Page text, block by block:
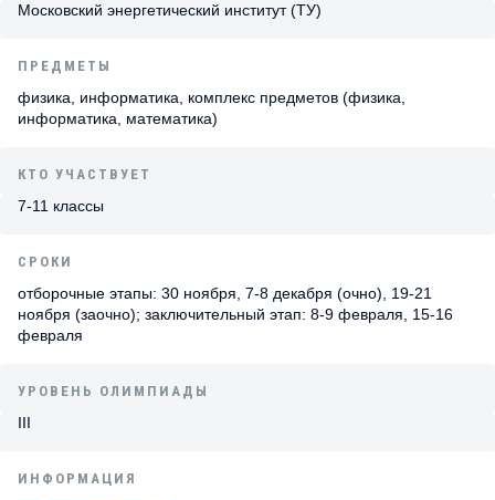
Московский энергетический институт (ТУ)
ПРЕДМЕТЫ
физика, информатика, комплекс предметов (физика,
информатика, математика)
КТО УЧАСТВУЕТ
7-11 классы
СРОКИ
отборочные этапы: 30 ноября, 7-8 декабря (очно), 19-21
ноября (заочно); заключительный этап: 8-9 февраля, 15-16
февраля
УРОВЕНЬ ОЛИМПИАДЫ
III
ИНФОРМАЦИЯ